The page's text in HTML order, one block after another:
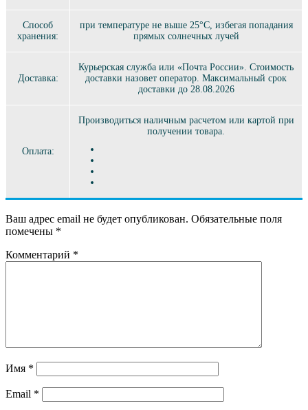
Способ
хранения:
при температуре не выше 25°C, избегая попадания
прямых солнечных лучей
Доставка:
Курьерская служба или «Почта России». Стоимость
доставки назовет оператор. Максимальный срок
доставки до 28.08.2026
Оплата:
Производиться наличным расчетом или картой при
получении товара.
Ваш адрес email не будет опубликован. Обязательные поля
помечены *
Комментарий *
Имя *
Email *